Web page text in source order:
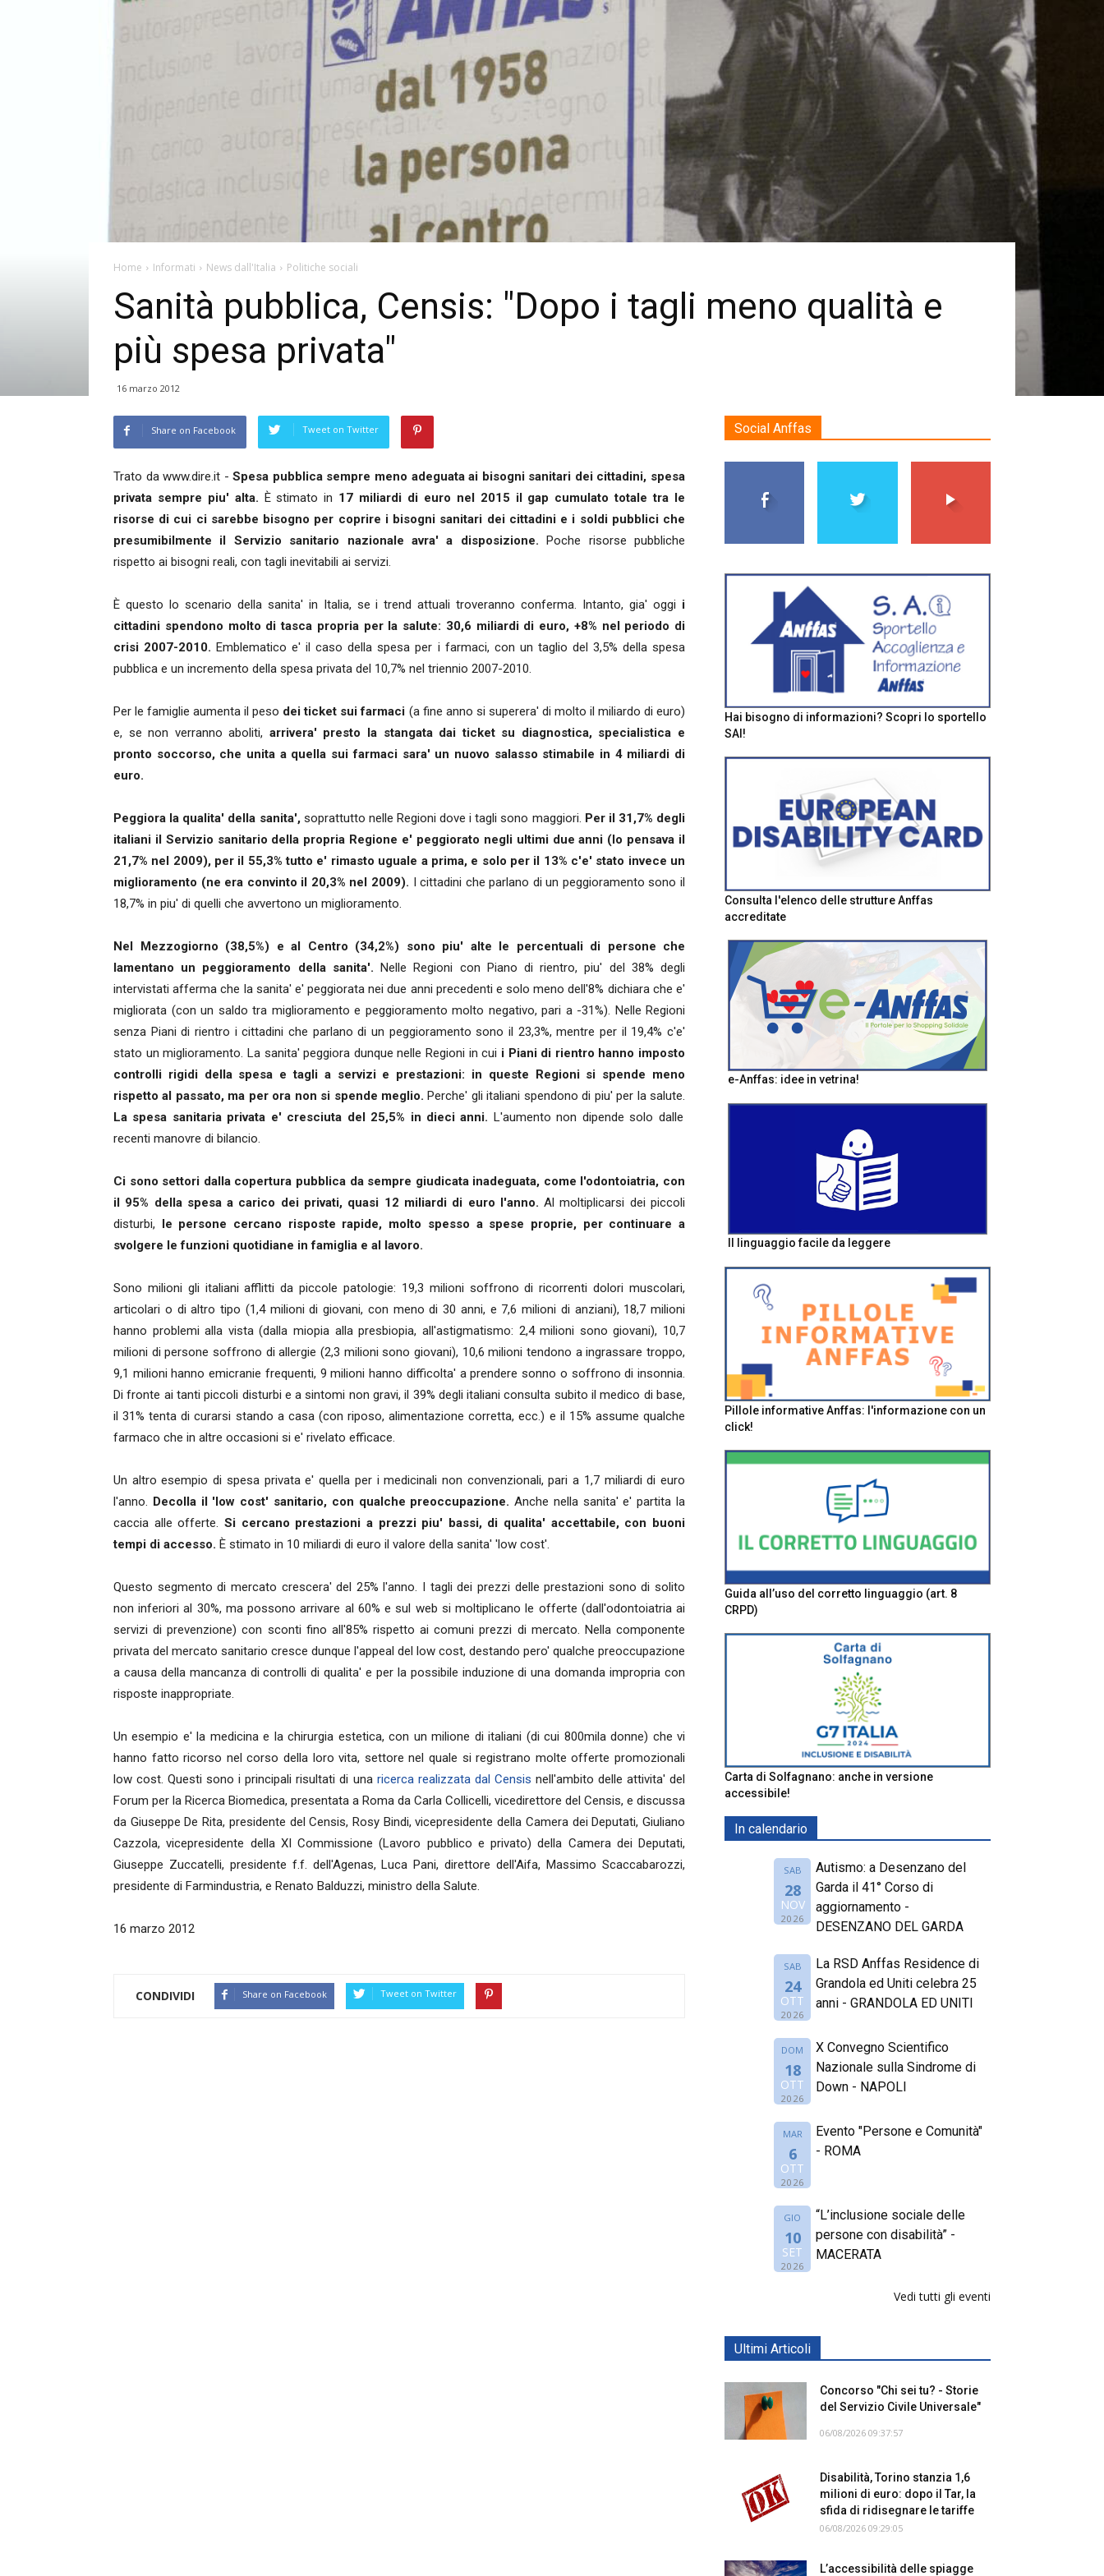
Home Informati News dall'Italia Politiche sociali
Sanità pubblica, Censis: "Dopo i tagli meno qualità e
più spesa privata"
16 marzo 2012
Share on Facebook Tweet on Twitter
Trato da www.dire.it -Spesa pubblica sempre meno adeguata ai bisogni sanitari dei cittadini, spesa
privata sempre piu' alta. È stimato in 17 miliardi di euro nel 2015 il gap cumulato totale tra le
risorse di cui ci sarebbe bisogno per coprire i bisogni sanitari dei cittadini e i soldi pubblici che
presumibilmente il Servizio sanitario nazionale avra' a disposizione. Poche risorse pubbliche
rispetto ai bisogni reali, con tagli inevitabili ai servizi.
È questo lo scenario della sanita' in Italia, se i trend attuali troveranno conferma. Intanto, gia' oggi i
cittadini spendono molto di tasca propria per la salute: 30,6 miliardi di euro, +8% nel periodo di
crisi 2007-2010. Emblematico e' il caso della spesa per i farmaci, con un taglio del 3,5% della spesa
pubblica e un incremento della spesa privata del 10,7% nel triennio 2007-2010.
Per le famiglie aumenta il peso dei ticket sui farmaci (a fine anno si superera' di molto il miliardo di euro)
e, se non verranno aboliti, arrivera' presto la stangata dai ticket su diagnostica, specialistica e
pronto soccorso, che unita a quella sui farmaci sara' un nuovo salasso stimabile in 4 miliardi di
euro.
Peggiora la qualita' della sanita',soprattutto nelle Regioni dove i tagli sono maggiori. Per il 31,7% degli
italiani il Servizio sanitario della propria Regione e' peggiorato negli ultimi due anni (lo pensava il
21,7% nel 2009), per il 55,3% tutto e' rimasto uguale a prima, e solo per il 13% c'e' stato invece un
miglioramento (ne era convinto il 20,3% nel 2009).
I cittadini che parlano di un peggioramento sono il
18,7% in piu' di quelli che avvertono un miglioramento.
Nel Mezzogiorno (38,5%) e al Centro (34,2%) sono piu' alte le percentuali di persone che
lamentano un peggioramento della sanita'. Nelle Regioni con Piano di rientro, piu' del 38% degli
intervistati afferma che la sanita' e' peggiorata nei due anni precedenti e solo meno dell'8% dichiara che e'
migliorata (con un saldo tra miglioramento e peggioramento molto negativo, pari a -31%). Nelle Regioni
senza Piani di rientro i cittadini che parlano di un peggioramento sono il 23,3%, mentre per il 19,4% c'e'
stato un miglioramento. La sanita' peggiora dunque nelle Regioni in cui i Piani di rientro hanno imposto
controlli rigidi della spesa e tagli a servizi e prestazioni: in queste Regioni si spende meno
rispetto al passato, ma per ora non si spende meglio. Perche' gli italiani spendono di piu' per la salute.
La spesa sanitaria privata e' cresciuta del 25,5% in dieci anni. L'aumento non dipende solo dalle
recenti manovre di bilancio.
Ci sono settori dalla copertura pubblica da sempre giudicata inadeguata, come l'odontoiatria, con
il 95% della spesa a carico dei privati, quasi 12 miliardi di euro l'anno. Al moltiplicarsi dei piccoli
disturbi, le persone cercano risposte rapide, molto spesso a spese proprie, per continuare a
svolgere le funzioni quotidiane in famiglia e al lavoro.
Sono milioni gli italiani afflitti da piccole patologie: 19,3 milioni soffrono di ricorrenti dolori muscolari,
articolari o di altro tipo (1,4 milioni di giovani, con meno di 30 anni, e 7,6 milioni di anziani), 18,7 milioni
hanno problemi alla vista (dalla miopia alla presbiopia, all'astigmatismo: 2,4 milioni sono giovani), 10,7
milioni di persone soffrono di allergie (2,3 milioni sono giovani), 10,6 milioni tendono a ingrassare troppo,
9,1 milioni hanno emicranie frequenti, 9 milioni hanno difficolta' a prendere sonno o soffrono di insonnia.
Di fronte ai tanti piccoli disturbi e a sintomi non gravi, il 39% degli italiani consulta subito il medico di base,
il 31% tenta di curarsi stando a casa (con riposo, alimentazione corretta, ecc.) e il 15% assume qualche
farmaco che in altre occasioni si e' rivelato efficace.
Un altro esempio di spesa privata e' quella per i medicinali non convenzionali, pari a 1,7 miliardi di euro
l'anno. Decolla il 'low cost' sanitario, con qualche preoccupazione. Anche nella sanita' e' partita la
caccia alle offerte. Si cercano prestazioni a prezzi piu' bassi, di qualita' accettabile, con buoni
tempi di accesso. È stimato in 10 miliardi di euro il valore della sanita' 'low cost'.
Questo segmento di mercato crescera' del 25% l'anno. I tagli dei prezzi delle prestazioni sono di solito
non inferiori al 30%, ma possono arrivare al 60% e sul web si moltiplicano le offerte (dall'odontoiatria ai
servizi di prevenzione) con sconti fino all'85% rispetto ai comuni prezzi di mercato. Nella componente
privata del mercato sanitario cresce dunque l'appeal del low cost, destando pero' qualche preoccupazione
a causa della mancanza di controlli di qualita' e per la possibile induzione di una domanda impropria con
risposte inappropriate.
Un esempio e' la medicina e la chirurgia estetica, con un milione di italiani (di cui 800mila donne) che vi
hanno fatto ricorso nel corso della loro vita, settore nel quale si registrano molte offerte promozionali
low cost. Questi sono i principali risultati di una ricerca realizzata dal Censis nell'ambito delle attivita' del
Forum per la Ricerca Biomedica, presentata a Roma da Carla Collicelli, vicedirettore del Censis, e discussa
da Giuseppe De Rita, presidente del Censis, Rosy Bindi, vicepresidente della Camera dei Deputati, Giuliano
Cazzola, vicepresidente della XI Commissione (Lavoro pubblico e privato) della Camera dei Deputati,
Giuseppe Zuccatelli, presidente f.f. dell'Agenas, Luca Pani, direttore dell'Aifa, Massimo Scaccabarozzi,
presidente di Farmindustria, e Renato Balduzzi, ministro della Salute.
16 marzo 2012
CONDIVIDI Share on Facebook Tweet on Twitter
Social Anffas
Hai bisogno di informazioni? Scopri lo sportello
SAI!
Consulta l'elenco delle strutture Anffas
accreditate
e-Anffas: idee in vetrina!
Il linguaggio facile da leggere
Pillole informative Anffas: l'informazione con un
click!
Guida all’uso del corretto linguaggio (art. 8
CRPD)
Carta di Solfagnano: anche in versione
accessibile!
In calendario
SAB
28
NOV
2026
Autismo: a Desenzano del
Garda il 41° Corso di
aggiornamento -
DESENZANO DEL GARDA
SAB
24
OTT
2026
La RSD Anffas Residence di
Grandola ed Uniti celebra 25
anni - GRANDOLA ED UNITI
DOM
18
OTT
2026
X Convegno Scientifico
Nazionale sulla Sindrome di
Down - NAPOLI
MAR
6
OTT
2026
Evento "Persone e Comunità"
- ROMA
GIO
10
SET
2026
“L’inclusione sociale delle
persone con disabilità” -
MACERATA
Vedi tutti gli eventi
Ultimi Articoli
Concorso "Chi sei tu? - Storie
del Servizio Civile Universale"
06/08/2026 09:37:57
Disabilità, Torino stanzia 1,6
milioni di euro: dopo il Tar, la
sfida di ridisegnare le tariffe
06/08/2026 09:29:05
L’accessibilità delle spiagge